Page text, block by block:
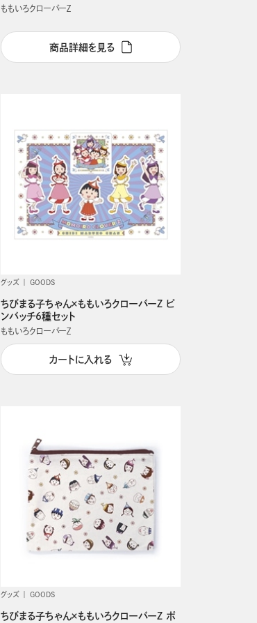
ももいろクローバーＺ
商品詳細を見る
グッズ GOODS
ちびまる子ちゃん×ももいろクローバーZ ピ
ンバッチ6種セット
ももいろクローバーＺ
カートに入れる
グッズ GOODS
ちびまる子ちゃん×ももいろクローバーZ ポ